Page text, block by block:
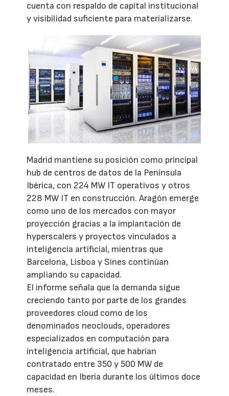
cuenta con respaldo de capital institucional
y visibilidad suficiente para materializarse.
Madrid mantiene su posición como principal
hub de centros de datos de la Península
Ibérica, con 224 MW IT operativos y otros
228 MW IT en construcción. Aragón emerge
como uno de los mercados con mayor
proyección gracias a la implantación de
hyperscalers y proyectos vinculados a
inteligencia artificial, mientras que
Barcelona, Lisboa y Sines continúan
ampliando su capacidad.
El informe señala que la demanda sigue
creciendo tanto por parte de los grandes
proveedores cloud como de los
denominados neoclouds, operadores
especializados en computación para
inteligencia artificial, que habrían
contratado entre 350 y 500 MW de
capacidad en Iberia durante los últimos doce
meses.